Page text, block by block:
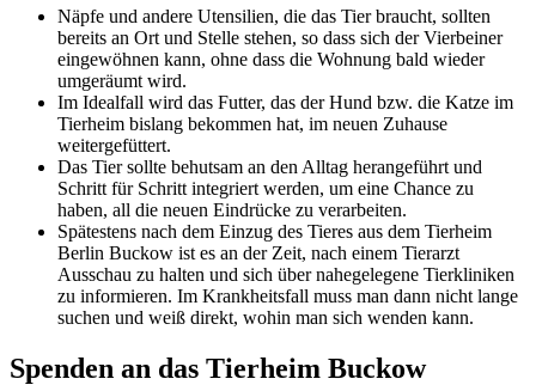
Näpfe und andere Utensilien, die das Tier braucht, sollten
bereits an Ort und Stelle stehen, so dass sich der Vierbeiner
eingewöhnen kann, ohne dass die Wohnung bald wieder
umgeräumt wird.
Im Idealfall wird das Futter, das der Hund bzw. die Katze im
Tierheim bislang bekommen hat, im neuen Zuhause
weitergefüttert.
Das Tier sollte behutsam an den Alltag herangeführt und
Schritt für Schritt integriert werden, um eine Chance zu
haben, all die neuen Eindrücke zu verarbeiten.
Spätestens nach dem Einzug des Tieres aus dem Tierheim
Berlin Buckow ist es an der Zeit, nach einem Tierarzt
Ausschau zu halten und sich über nahegelegene Tierkliniken
zu informieren. Im Krankheitsfall muss man dann nicht lange
suchen und weiß direkt, wohin man sich wenden kann.
Spenden an das Tierheim Buckow